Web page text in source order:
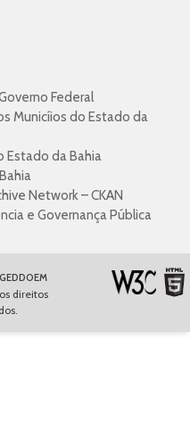
Federal
Municíios do Estado da
Estado da Bahia
Network – CKAN
e Governança Pública
direitos